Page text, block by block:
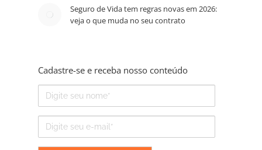
Seguro de Vida tem regras novas em 2026:
veja o que muda no seu contrato
Cadastre-se e receba nosso conteúdo
Nome
mail